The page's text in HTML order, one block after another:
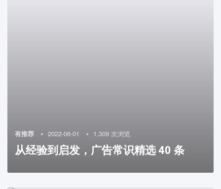
有推荐 2022-06-01 1,309 次浏览
从经验到启发，广告常识精选 40 条